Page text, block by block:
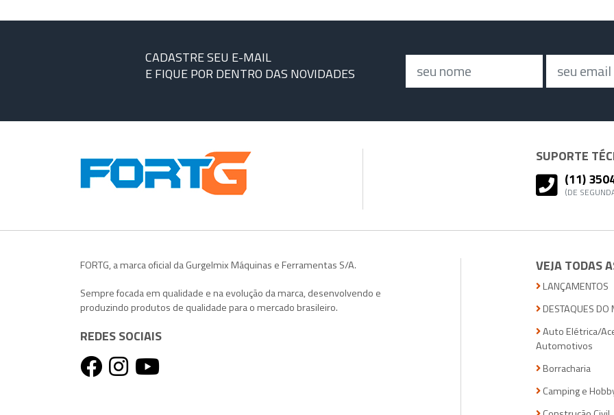
CADASTRE SEU E-MAIL
E FIQUE POR DENTRO DAS NOVIDADES
Nome
SUPORTE
(11)
(DE
FORTG, a marca oficial da Gurgelmix Máquinas e Ferramentas S/A.
Sempre focada em qualidade e na evolução da marca, desenvolvendo e
produzindo produtos de qualidade para o mercado brasileiro.
REDES SOCIAIS
VEJA TODAS
LANÇAMENTOS
DESTAQUES DO
Auto Elétrica/
Automotivos
Borracharia
Camping e